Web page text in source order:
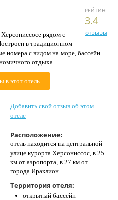
РЕЙТИНГ
3.4
отзывы
рядом с
в традиционном
номера с видом на море, бассейн
отдыха.
в этот отель
Добавить свой отзыв об этом
отеле
Расположение:
отель находится на центральной
улице курорта Херсониссос, в 25
км от аэропорта, в 27 км от
города Ираклион.
Территория отеля:
открытый бассейн